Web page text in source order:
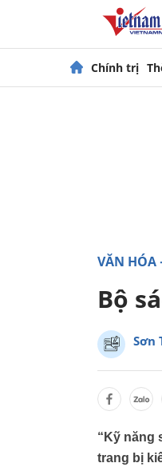
Chính trị
VĂN HÓA
Bộ
Sơn
“Kỹ năng
trang bị